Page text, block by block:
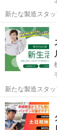
新たな製造スタ
て、生産性を向
がない方でも、
応募くださ
大阪 堺市
新たな製造スタ
て、生産性を向
がない方でも、
応募ください
大阪 大阪市